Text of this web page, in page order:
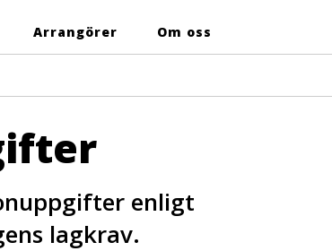
Arrangörer Om oss
enligt
lagkrav.